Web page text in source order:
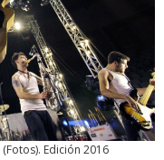
(Fotos). Edición 2016